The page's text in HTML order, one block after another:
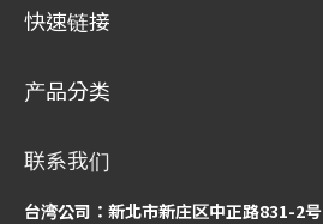
快速链接
产品分类
联系我们
台湾公司：新北市新庄区中正路831-2号